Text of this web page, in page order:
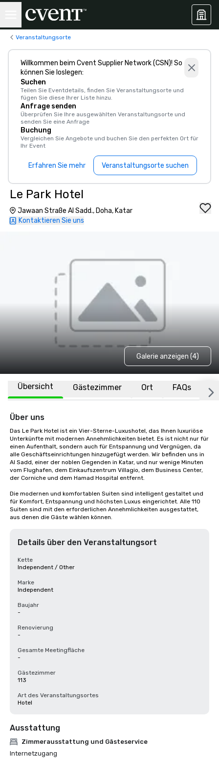
Veranstaltungsorte
Willkommen beim Cvent Supplier Network (CSN)! So
können Sie loslegen:
Suchen
Teilen Sie Eventdetails, finden Sie Veranstaltungsorte und
fügen Sie diese Ihrer Liste hinzu.
Anfrage senden
Überprüfen Sie Ihre ausgewählten Veranstaltungsorte und
senden Sie eine Anfrage
Buchung
Vergleichen Sie Angebote und buchen Sie den perfekten Ort für
Ihr Event
Erfahren Sie mehr Veranstaltungsorte suchen
Le Park Hotel
Jawaan Straße Al Sadd., Doha, Katar
Kontaktieren Sie uns
Galerie anzeigen (4)
Übersicht Gästezimmer Ort FAQs
Über uns
Das Le Park Hotel ist ein Vier-Sterne-Luxushotel, das Ihnen luxuriöse
Unterkünfte mit modernen Annehmlichkeiten bietet. Es ist nicht nur für
einen Aufenthalt, sondern auch für Entspannung und Vergnügen, da
alle Geschäftseinrichtungen hinzugefügt werden. Wir befinden uns in
Al Sadd, einer der noblen Gegenden in Katar, und nur wenige Minuten
vom Flughafen, dem Einkaufszentrum Villagio, dem Business Center,
der Corniche und dem Hamad Hospital entfernt.
Die modernen und komfortablen Suiten sind intelligent gestaltet und
für Komfort, Entspannung und höchsten Luxus eingerichtet. Alle 110
Suiten sind mit den erforderlichen Annehmlichkeiten ausgestattet,
aus denen die Gäste wählen können.
Details über den Veranstaltungsort
Kette
Independent / Other
Marke
Independent
Baujahr
-
Renovierung
-
Gesamte Meetingfläche
-
Gästezimmer
113
Art des Veranstaltungsortes
Hotel
Ausstattung
Zimmerausstattung und Gästeservice
Internetzugang